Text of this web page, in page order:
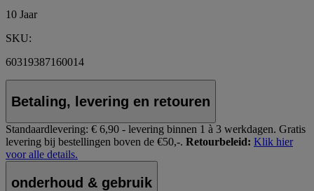
10 Jaar
SKU:
60319387160014
Betaling, levering en retouren
Standaardlevering: € 6,90 - levering binnen 1 à 3 werkdagen. Gratis
levering bij bestellingen boven de €50,-. Retourbeleid: Klik hier
voor alle details.
onderhoud & gebruik